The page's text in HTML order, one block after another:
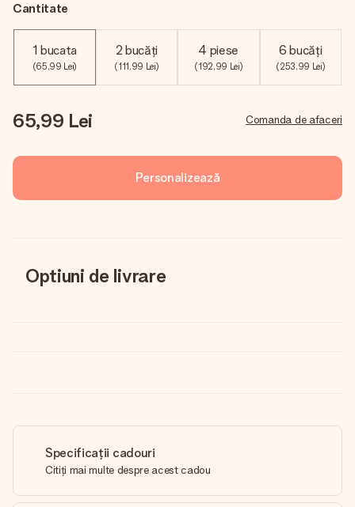
Cantitate
1 bucata
(65,99 Lei)
2 bucăți
(111,99 Lei)
4 piese
(192,99 Lei)
6 bucăți
(253,99 Lei)
65,99 Lei Comanda de afaceri
Personalizează
Optiuni de livrare
Specificații cadouri
Citiți mai multe despre acest cadou